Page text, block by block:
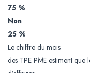
75 %
Non
25 %
Le chiffre du mois
des TPE PME estiment